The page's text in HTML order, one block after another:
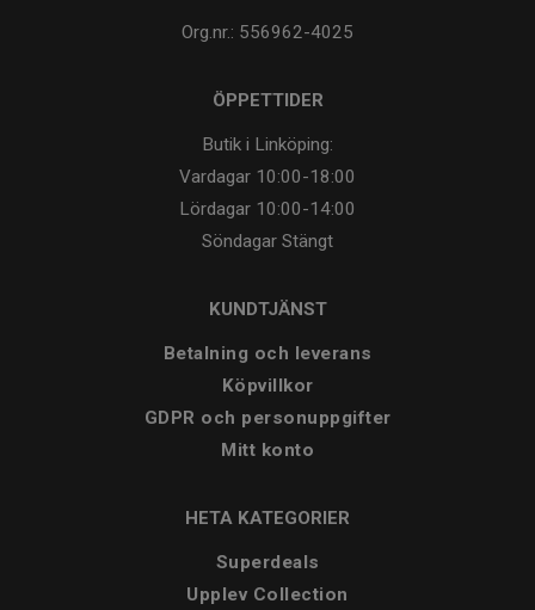
Org.nr.: 556962-4025
ÖPPETTIDER
Butik i Linköping:
Vardagar 10:00-18:00
Lördagar 10:00-14:00
Söndagar Stängt
KUNDTJÄNST
Betalning och leverans
Köpvillkor
GDPR och personuppgifter
Mitt konto
HETA KATEGORIER
Superdeals
Upplev Collection